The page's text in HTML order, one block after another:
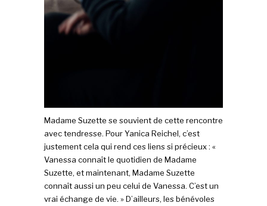
Madame Suzette se souvient de cette rencontre
avec tendresse. Pour Yanica Reichel, c’est
justement cela qui rend ces liens si précieux : «
Vanessa connaît le quotidien de Madame
Suzette, et maintenant, Madame Suzette
connaît aussi un peu celui de Vanessa. C’est un
vrai échange de vie. » D’ailleurs, les bénévoles